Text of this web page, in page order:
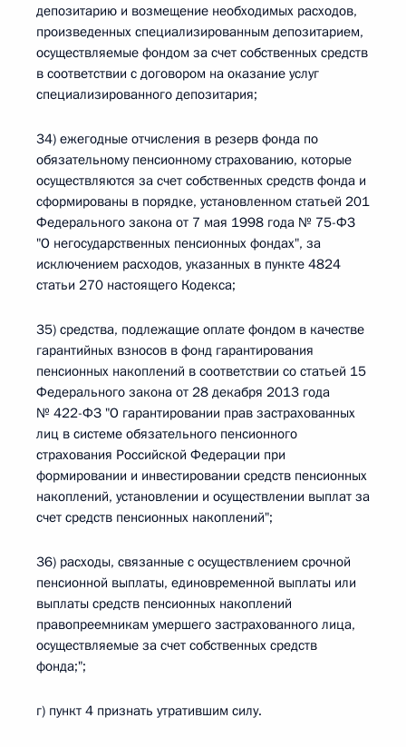
депозитарию и возмещение необходимых расходов,
произведенных специализированным депозитарием,
осуществляемые фондом за счет собственных средств
в соответствии с договором на оказание услуг
специализированного депозитария;
34) ежегодные отчисления в резерв фонда по
обязательному пенсионному страхованию, которые
осуществляются за счет собственных средств фонда и
сформированы в порядке, установленном статьей 201
Федерального закона от 7 мая 1998 года № 75-ФЗ
"О негосударственных пенсионных фондах", за
исключением расходов, указанных в пункте 4824
статьи 270 настоящего Кодекса;
35) средства, подлежащие оплате фондом в качестве
гарантийных взносов в фонд гарантирования
пенсионных накоплений в соответствии со статьей 15
Федерального закона от 28 декабря 2013 года
№ 422-ФЗ "О гарантировании прав застрахованных
лиц в системе обязательного пенсионного
страхования Российской Федерации при
формировании и инвестировании средств пенсионных
накоплений, установлении и осуществлении выплат за
счет средств пенсионных накоплений";
36) расходы, связанные с осуществлением срочной
пенсионной выплаты, единовременной выплаты или
выплаты средств пенсионных накоплений
правопреемникам умершего застрахованного лица,
осуществляемые за счет собственных средств
фонда;";
г) пункт 4 признать утратившим силу.